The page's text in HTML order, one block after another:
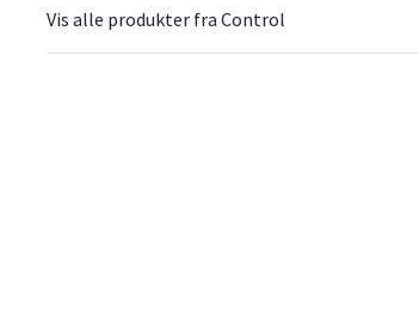
Vis alle produkter fra Control